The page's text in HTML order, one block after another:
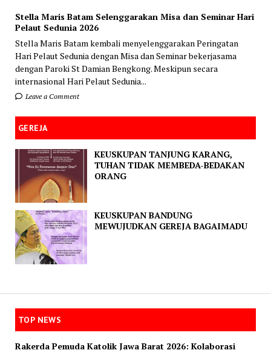
Stella Maris Batam Selenggarakan Misa dan Seminar Hari
Pelaut Sedunia 2026
Stella Maris Batam kembali menyelenggarakan Peringatan
Hari Pelaut Sedunia dengan Misa dan Seminar bekerjasama
dengan Paroki St Damian Bengkong. Meskipun secara
internasional Hari Pelaut Sedunia...
Leave a Comment
GEREJA
KEUSKUPAN TANJUNG KARANG,
TUHAN TIDAK MEMBEDA-BEDAKAN
ORANG
KEUSKUPAN BANDUNG
MEWUJUDKAN GEREJA BAGAIMADU
TOP NEWS
Rakerda Pemuda Katolik Jawa Barat 2026: Kolaborasi